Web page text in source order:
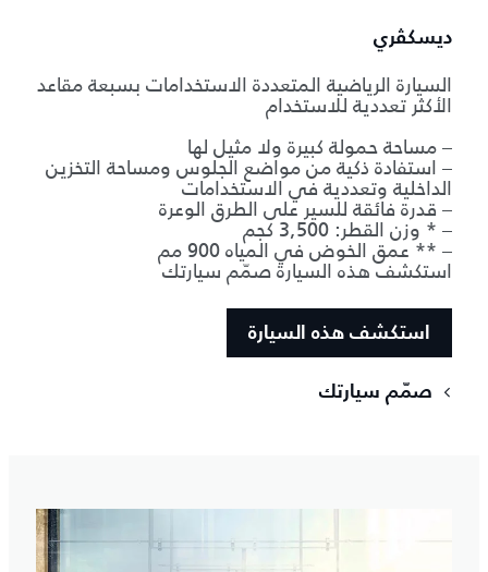
ديسكڤري
السيارة الرياضية المتعددة الاستخدامات بسبعة مقاعد
الأكثر تعددية للاستخدام
– مساحة حمولة كبيرة ولا مثيل لها
– استفادة ذكية من مواضع الجلوس ومساحة التخزين
الداخلية وتعددية في الاستخدامات
– قدرة فائقة للسير على الطرق الوعرة
– * وزن القطر: 3,500 كجم
– ** عمق الخوض في المياه 900 مم
استكشف هذه السيارة صمّم سيارتك
استكشف هذه السيارة
صمّم سيارتك